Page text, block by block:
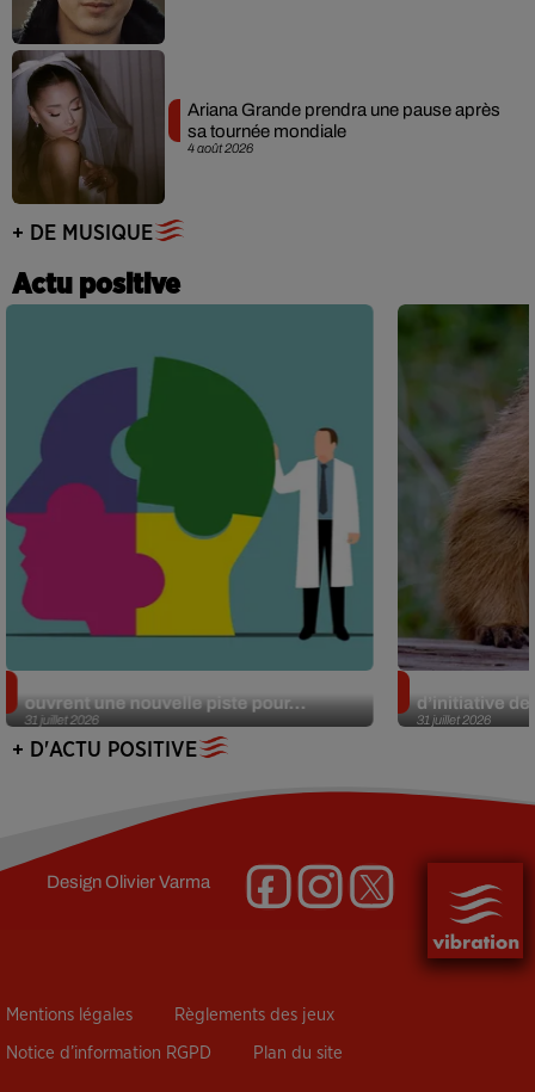
4 août 2026
Ariana Grande prendra une pause après
sa tournée mondiale
+ DE MUSIQUE
Actu positive
31 juillet 2026
ouvrent une nouvelle piste pour...
31 juillet 2026
d’initiative
+ D'ACTU POSITIVE
DesignOlivier Varma
Mentions légales Règlements des jeux
Notice d’information RGPD Plan du site